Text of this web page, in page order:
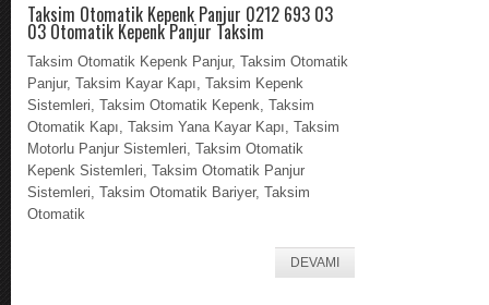
Taksim Otomatik Kepenk Panjur 0212 693 03
03 Otomatik Kepenk Panjur Taksim
Taksim Otomatik Kepenk Panjur, Taksim Otomatik
Panjur, Taksim Kayar Kapı, Taksim Kepenk
Sistemleri, Taksim Otomatik Kepenk, Taksim
Otomatik Kapı, Taksim Yana Kayar Kapı, Taksim
Motorlu Panjur Sistemleri, Taksim Otomatik
Kepenk Sistemleri, Taksim Otomatik Panjur
Sistemleri, Taksim Otomatik Bariyer, Taksim
Otomatik
DEVAMI